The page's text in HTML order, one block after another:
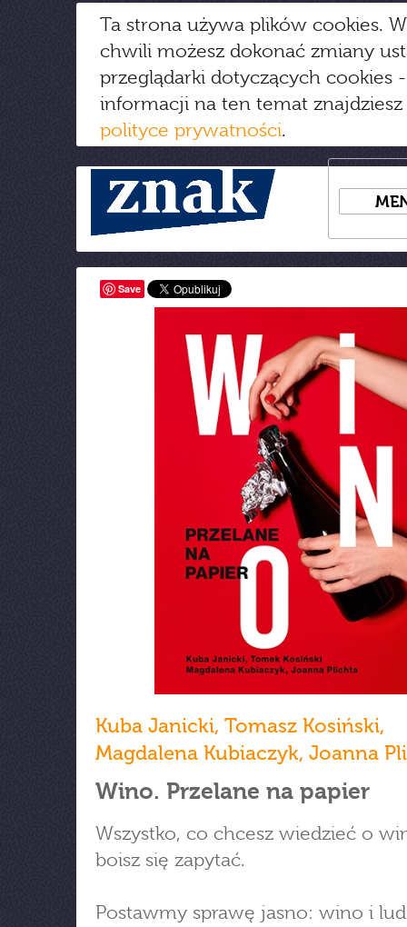
Ta strona używa plików cookies.
chwili możesz dokonać zmiany
przeglądarki dotyczących cookies
informacji na ten temat
polityce prywatności.
Save
Kuba Janicki, Tomasz Kosiński,
Magdalena Kubiaczyk, Joanna
Wino. Przelane na papier
Wszystko, co chcesz wiedzieć o
boisz się zapytać.
Postawmy sprawę jasno: wino i